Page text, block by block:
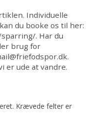
Individuelle
du booke os til her:
. Har du
brug for
er ude at vandre.
Krævede felter er